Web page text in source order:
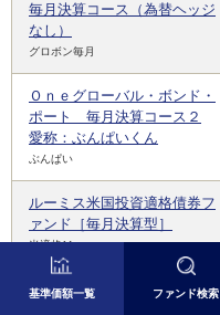
基準価額一覧 ファンド検索
毎月決算コース（為替ヘッジ
なし）
グロボン毎月
Ｏｎｅグローバル・ボンド・
ポート 毎月決算コース２
愛称：ぶんぱいくん
ぶんぱい
ルーミス米国投資適格債券フ
ァンド［毎月決算型］
米適格Ｍ
ルーミス米国投資適格債券フ